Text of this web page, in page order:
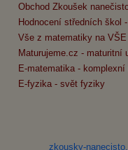
Obchod Zkoušek
Hodnocení středních škol
Vše z matematiky na
Maturujeme.cz - maturitní
E-matematika -
E-fyzika - svět fyziky
zkousky-